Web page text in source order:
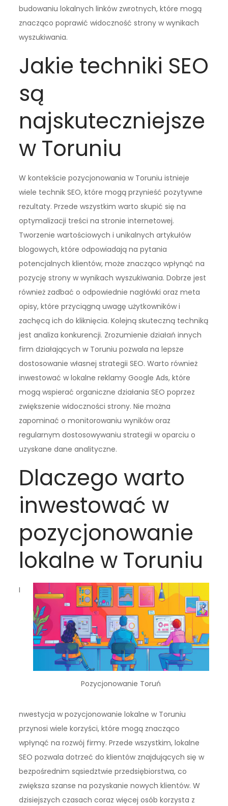
budowaniu lokalnych linków zwrotnych, które mogą
znacząco poprawić widoczność strony w wynikach
wyszukiwania.
Jakie techniki SEO
są
najskuteczniejsze
w Toruniu
W kontekście pozycjonowania w Toruniu istnieje
wiele technik SEO, które mogą przynieść pozytywne
rezultaty. Przede wszystkim warto skupić się na
optymalizacji treści na stronie internetowej.
Tworzenie wartościowych i unikalnych artykułów
blogowych, które odpowiadają na pytania
potencjalnych klientów, może znacząco wpłynąć na
pozycję strony w wynikach wyszukiwania. Dobrze jest
również zadbać o odpowiednie nagłówki oraz meta
opisy, które przyciągną uwagę użytkowników i
zachęcą ich do kliknięcia. Kolejną skuteczną techniką
jest analiza konkurencji. Zrozumienie działań innych
firm działających w Toruniu pozwala na lepsze
dostosowanie własnej strategii SEO. Warto również
inwestować w lokalne reklamy Google Ads, które
mogą wspierać organiczne działania SEO poprzez
zwiększenie widoczności strony. Nie można
zapominać o monitorowaniu wyników oraz
regularnym dostosowywaniu strategii w oparciu o
uzyskane dane analityczne.
Dlaczego warto
inwestować w
pozycjonowanie
lokalne w Toruniu
Pozycjonowanie Toruń
I
nwestycja w pozycjonowanie lokalne w Toruniu
przynosi wiele korzyści, które mogą znacząco
wpłynąć na rozwój firmy. Przede wszystkim, lokalne
SEO pozwala dotrzeć do klientów znajdujących się w
bezpośrednim sąsiedztwie przedsiębiorstwa, co
zwiększa szanse na pozyskanie nowych klientów. W
dzisiejszych czasach coraz więcej osób korzysta z